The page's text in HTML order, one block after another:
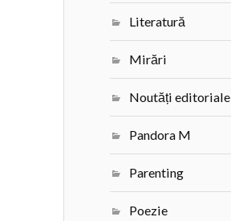
Literatură
Mirări
Noutăți editoriale
Pandora M
Parenting
Poezie